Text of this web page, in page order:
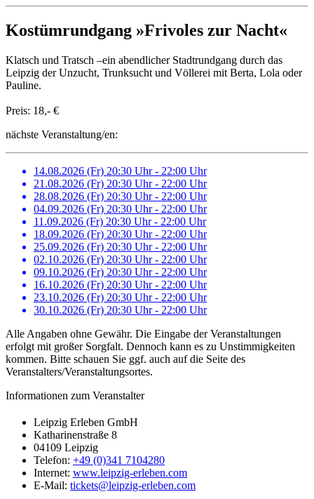
Kostümrundgang »Frivoles zur Nacht«
Klatsch und Tratsch –ein abendlicher Stadtrundgang durch das
Leipzig der Unzucht, Trunksucht und Völlerei mit Berta, Lola oder
Pauline.
Preis: 18,- €
nächste Veranstaltung/en:
14.08.2026 (Fr) 20:30 Uhr - 22:00 Uhr
21.08.2026 (Fr) 20:30 Uhr - 22:00 Uhr
28.08.2026 (Fr) 20:30 Uhr - 22:00 Uhr
04.09.2026 (Fr) 20:30 Uhr - 22:00 Uhr
11.09.2026 (Fr) 20:30 Uhr - 22:00 Uhr
18.09.2026 (Fr) 20:30 Uhr - 22:00 Uhr
25.09.2026 (Fr) 20:30 Uhr - 22:00 Uhr
02.10.2026 (Fr) 20:30 Uhr - 22:00 Uhr
09.10.2026 (Fr) 20:30 Uhr - 22:00 Uhr
16.10.2026 (Fr) 20:30 Uhr - 22:00 Uhr
23.10.2026 (Fr) 20:30 Uhr - 22:00 Uhr
30.10.2026 (Fr) 20:30 Uhr - 22:00 Uhr
Alle Angaben ohne Gewähr. Die Eingabe der Veranstaltungen
erfolgt mit großer Sorgfalt. Dennoch kann es zu Unstimmigkeiten
kommen. Bitte schauen Sie ggf. auch auf die Seite des
Veranstalters/Veranstaltungsortes.
Informationen zum Veranstalter
Leipzig Erleben GmbH
Katharinenstraße 8
04109 Leipzig
Telefon: +49 (0)341 7104280
Internet: www.leipzig-erleben.com
E-Mail: tickets@leipzig-erleben.com